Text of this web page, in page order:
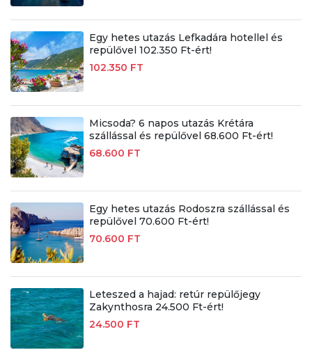
Egy hetes utazás Lefkadára hotellel és
repülővel 102.350 Ft-ért!
102.350 FT
Micsoda? 6 napos utazás Krétára
szállással és repülővel 68.600 Ft-ért!
68.600 FT
Egy hetes utazás Rodoszra szállással és
repülővel 70.600 Ft-ért!
70.600 FT
Leteszed a hajad: retúr repülőjegy
Zakynthosra 24.500 Ft-ért!
24.500 FT